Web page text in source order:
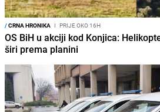
/CRNA HRONIKA I PRIJE OKO 16H
OS BiH u akciji kod Konjica:
širi prema planini